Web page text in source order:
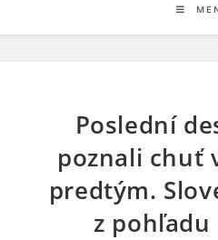
Poslední
poznali chuť
predtým.
z